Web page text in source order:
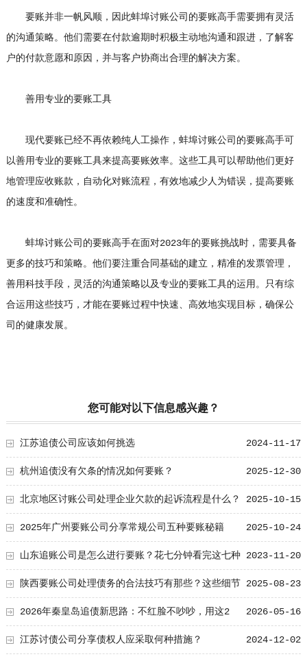
要账并非一帆风顺，因此蚌埠讨账公司的要账高手需要拥有灵活
的沟通策略。他们需要在付款逾期时积极主动地沟通和跟进，了解客
户的付款意愿和原因，并与客户协商出合理的解决方案。
善用专业的要账工具
现代要账已经不再依赖纯人工操作，蚌埠讨账公司的要账高手可
以善用专业的要账工具来提高要账效率。这些工具可以帮助他们更好
地管理应收账款，自动化对账流程，有效地减少人为错误，提高要账
的速度和准确性。
蚌埠讨账公司的要账高手在面对2023年的要账挑战时，需要具备
更多的技巧和策略。他们要注重合同基础的建立，精准的发票管理，
善用科技手段，灵活的沟通策略以及专业的要账工具的运用。只有综
合运用这些技巧，才能在要账过程中快速、高效地实现目标，确保公
司的健康发展。
您可能对以下信息感兴趣？
2024-11-17
江苏追债公司应该如何挑选
2025-12-30
杭州追债没有欠条的情况如何要账？
2025-10-15
北京地区讨账公司处理企业欠款的起诉流程是什么？
详细解读企业债务法律途径 2025-10-24
2025年广州要账公司分享常规公司五种要账秘籍
2023-11-20
山东追账公司是怎么进行要账？花七分钟看完这七种
方式 2025-08-23
陕西要账公司处理债务的合法技巧有那些？这些细节
值得学！ 2026-05-16
2026年秦皇岛追债新思路：不红脸不吵吵，用这2
个“共同好友”传话 2024-12-02
江苏讨债公司分享债权人应采取何种措施？